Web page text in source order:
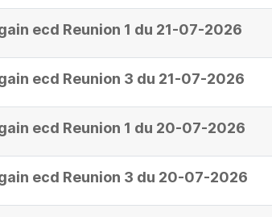
ecd Reunion 1 du 21-07-2026
ecd Reunion 3 du 21-07-2026
ecd Reunion 1 du 20-07-2026
ecd Reunion 3 du 20-07-2026